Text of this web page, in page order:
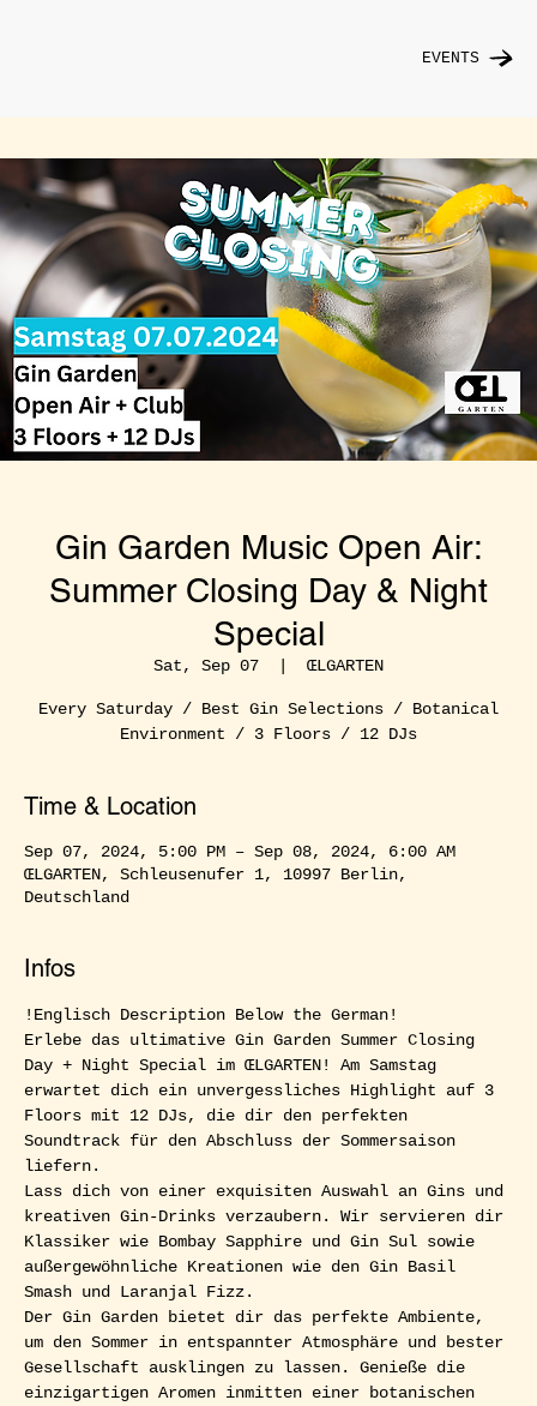
EVENTS
Gin Garden Music Open Air:
Summer Closing Day & Night
Special
Sat, Sep 07
  |
ŒLGARTEN
Every Saturday / Best Gin Selections / Botanical
Environment / 3 Floors / 12 DJs
Time & Location
Sep 07, 2024, 5:00 PM – Sep 08, 2024, 6:00 AM
ŒLGARTEN, Schleusenufer 1, 10997 Berlin,
Deutschland
Infos
!Englisch Description Below the German!
Erlebe das ultimative Gin Garden Summer Closing
Day + Night Special im ŒLGARTEN! Am Samstag
erwartet dich ein unvergessliches Highlight auf 3
Floors mit 12 DJs, die dir den perfekten
Soundtrack für den Abschluss der Sommersaison
liefern.
Lass dich von einer exquisiten Auswahl an Gins und
kreativen Gin-Drinks verzaubern. Wir servieren dir
Klassiker wie Bombay Sapphire und Gin Sul sowie
außergewöhnliche Kreationen wie den Gin Basil
Smash und Laranjal Fizz.
Der Gin Garden bietet dir das perfekte Ambiente,
um den Sommer in entspannter Atmosphäre und bester
Gesellschaft ausklingen zu lassen. Genieße die
einzigartigen Aromen inmitten einer botanischen